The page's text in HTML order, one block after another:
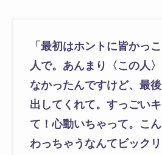
「最初はホントに皆かっ
人で。あんまり〈この人
なかったんですけど、最
出してくれて。すっごい
て！心動いちゃって。こ
わっちゃうなんてビック